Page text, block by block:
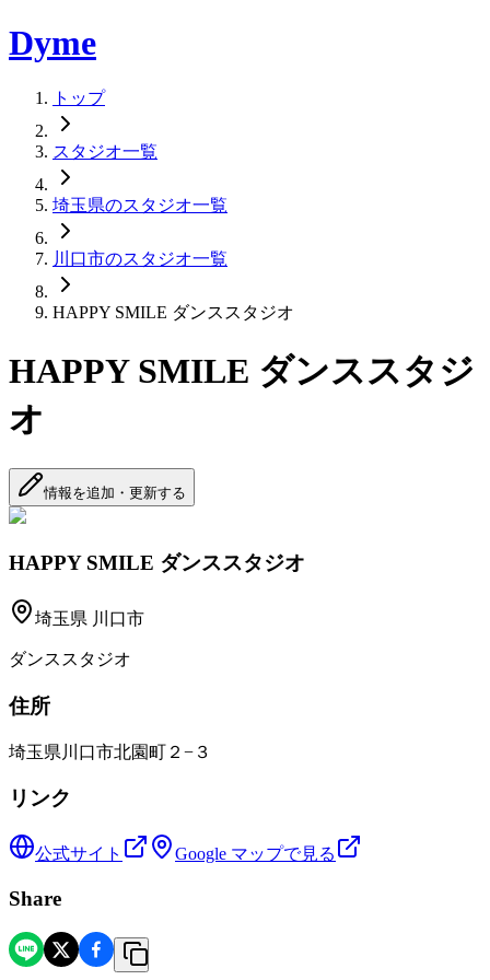
Dyme
トップ
スタジオ一覧
埼玉県のスタジオ一覧
川口市のスタジオ一覧
HAPPY SMILE ダンススタジオ
HAPPY SMILE ダンススタジ
オ
情報を追加・更新する
HAPPY SMILE ダンススタジオ
埼玉県 川口市
ダンススタジオ
住所
埼玉県川口市北園町２−３
リンク
公式サイト Google マップで見る
Share